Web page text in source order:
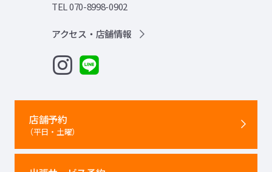
TEL 070-8998-0902
アクセス・店舗情報
店舗予約
（平日・土曜）